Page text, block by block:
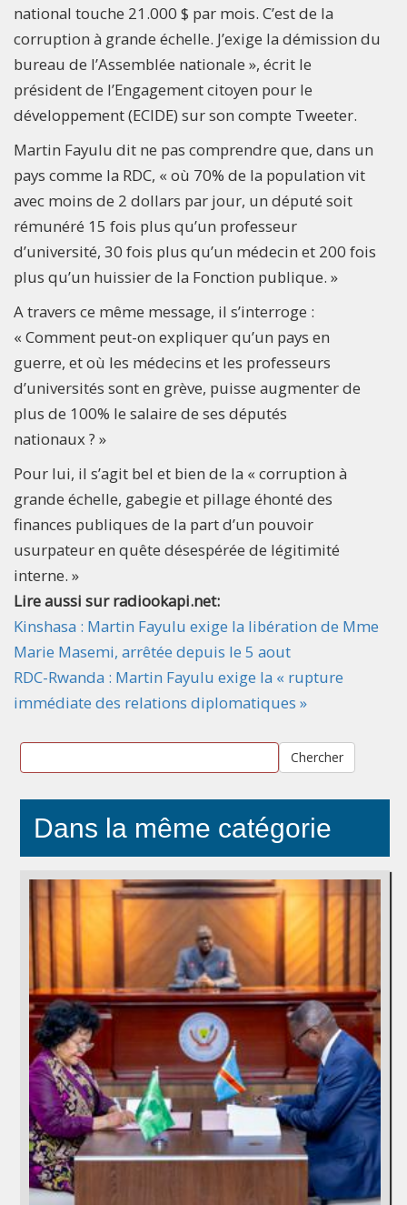
national touche 21.000 $ par mois. C’est de la
corruption à grande échelle. J’exige la démission du
bureau de l’Assemblée nationale », écrit le
président de l’Engagement citoyen pour le
développement (ECIDE) sur son compte Tweeter.
Martin Fayulu dit ne pas comprendre que, dans un
pays comme la RDC, « où 70% de la population vit
avec moins de 2 dollars par jour, un député soit
rémunéré 15 fois plus qu’un professeur
d’université, 30 fois plus qu’un médecin et 200 fois
plus qu’un huissier de la Fonction publique. »
A travers ce même message, il s’interroge :
« Comment peut-on expliquer qu’un pays en
guerre, et où les médecins et les professeurs
d’universités sont en grève, puisse augmenter de
plus de 100% le salaire de ses députés
nationaux ? »
Pour lui, il s’agit bel et bien de la « corruption à
grande échelle, gabegie et pillage éhonté des
finances publiques de la part d’un pouvoir
usurpateur en quête désespérée de légitimité
interne. »
Lire aussi sur radiookapi.net:
Kinshasa : Martin Fayulu exige la libération de Mme
Marie Masemi, arrêtée depuis le 5 aout
RDC-Rwanda : Martin Fayulu exige la « rupture
immédiate des relations diplomatiques »
Chercher
Dans la même catégorie